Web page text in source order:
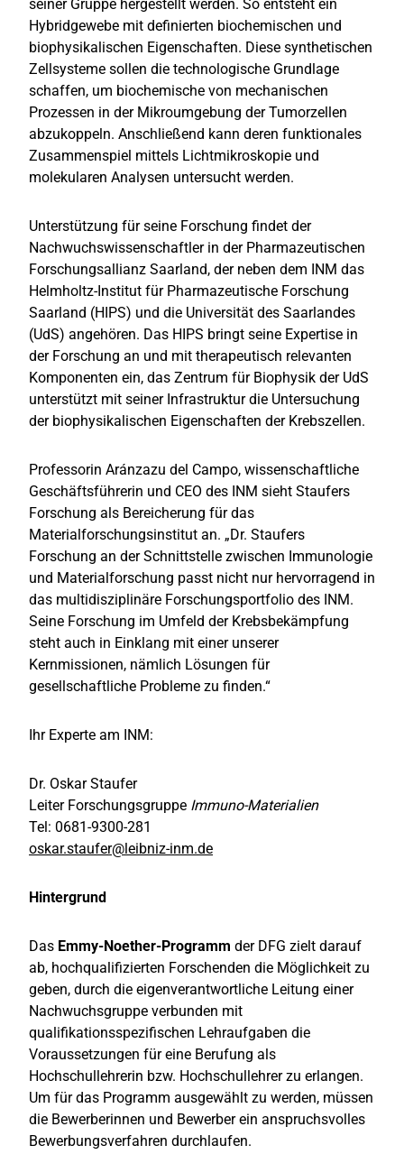
seiner Gruppe hergestellt werden. So entsteht ein
Hybridgewebe mit definierten biochemischen und
biophysikalischen Eigenschaften. Diese synthetischen
Zellsysteme sollen die technologische Grundlage
schaffen, um biochemische von mechanischen
Prozessen in der Mikroumgebung der Tumorzellen
abzukoppeln. Anschließend kann deren funktionales
Zusammenspiel mittels Lichtmikroskopie und
molekularen Analysen untersucht werden.
Unterstützung für seine Forschung findet der
Nachwuchswissenschaftler in der Pharmazeutischen
Forschungsallianz Saarland, der neben dem INM das
Helmholtz-Institut für Pharmazeutische Forschung
Saarland (HIPS) und die Universität des Saarlandes
(UdS) angehören. Das HIPS bringt seine Expertise in
der Forschung an und mit therapeutisch relevanten
Komponenten ein, das Zentrum für Biophysik der UdS
unterstützt mit seiner Infrastruktur die Untersuchung
der biophysikalischen Eigenschaften der Krebszellen.
Professorin Aránzazu del Campo, wissenschaftliche
Geschäftsführerin und CEO des INM sieht Staufers
Forschung als Bereicherung für das
Materialforschungsinstitut an. „Dr. Staufers
Forschung an der Schnittstelle zwischen Immunologie
und Materialforschung passt nicht nur hervorragend in
das multidisziplinäre Forschungsportfolio des INM.
Seine Forschung im Umfeld der Krebsbekämpfung
steht auch in Einklang mit einer unserer
Kernmissionen, nämlich Lösungen für
gesellschaftliche Probleme zu finden.“
Ihr Experte am INM:
Dr. Oskar Staufer
Leiter Forschungsgruppe Immuno-Materialien
Tel: 0681-9300-281
oskar.staufer@leibniz-inm.de
Hintergrund
Das Emmy-Noether-Programm der DFG zielt darauf
ab, hochqualifizierten Forschenden die Möglichkeit zu
geben, durch die eigenverantwortliche Leitung einer
Nachwuchsgruppe verbunden mit
qualifikationsspezifischen Lehraufgaben die
Voraussetzungen für eine Berufung als
Hochschullehrerin bzw. Hochschullehrer zu erlangen.
Um für das Programm ausgewählt zu werden, müssen
die Bewerberinnen und Bewerber ein anspruchsvolles
Bewerbungsverfahren durchlaufen.